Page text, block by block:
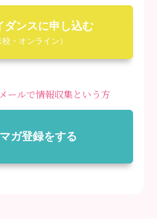
ダンスに申し込む
校・オンライン）
ールで情報収集という方
ガ登録をする